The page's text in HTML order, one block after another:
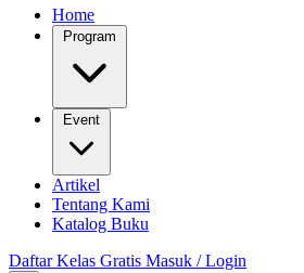
Home
Program
Event
Artikel
Tentang Kami
Katalog Buku
Daftar Kelas Gratis Masuk / Login